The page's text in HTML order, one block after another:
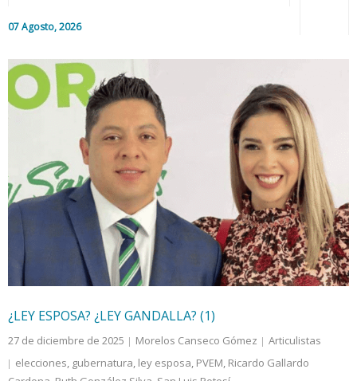
07 Agosto, 2026
Editorial
Colaboradores
Internacional
¿LEY ESPOSA? ¿LEY GANDALLA? (1)
27 de diciembre de 2025 Morelos Canseco Gómez
Articulistas
elecciones, gubernatura, ley esposa, PVEM, Ricardo Gallardo